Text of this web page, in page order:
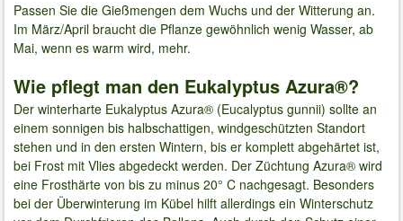
Passen Sie die Gießmengen dem Wuchs und der Witterung an.
Im März/April braucht die Pflanze gewöhnlich wenig Wasser, ab
Mai, wenn es warm wird, mehr.
Wie pflegt man den Eukalyptus Azura®?
Der winterharte Eukalyptus Azura® (Eucalyptus gunnii) sollte an
einem sonnigen bis halbschattigen, windgeschützten Standort
stehen und in den ersten Wintern, bis er komplett abgehärtet ist,
bei Frost mit Vlies abgedeckt werden. Der Züchtung Azura® wird
eine Frosthärte von bis zu minus 20° C nachgesagt. Besonders
bei der Überwinterung im Kübel hilft allerdings ein Winterschutz